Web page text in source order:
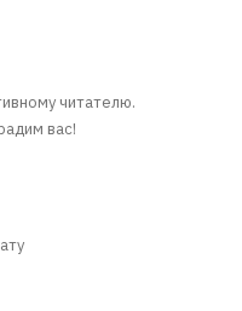
читателю.
вас!